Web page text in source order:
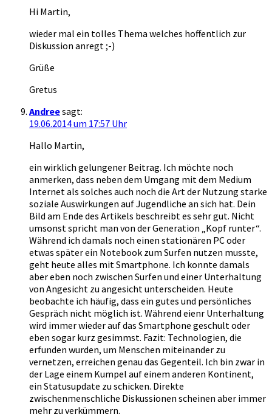
Hi Martin,
wieder mal ein tolles Thema welches hoffentlich zur
Diskussion anregt ;-)
Grüße
Gretus
Andreesagt:
19.06.2014 um 17:57 Uhr
Hallo Martin,
ein wirklich gelungener Beitrag. Ich möchte noch
anmerken, dass neben dem Umgang mit dem Medium
Internet als solches auch noch die Art der Nutzung starke
soziale Auswirkungen auf Jugendliche an sich hat. Dein
Bild am Ende des Artikels beschreibt es sehr gut. Nicht
umsonst spricht man von der Generation „Kopf runter“.
Während ich damals noch einen stationären PC oder
etwas später ein Notebook zum Surfen nutzen musste,
geht heute alles mit Smartphone. Ich konnte damals
aber eben noch zwischen Surfen und einer Unterhaltung
von Angesicht zu angesicht unterscheiden. Heute
beobachte ich häufig, dass ein gutes und persönliches
Gespräch nicht möglich ist. Während eienr Unterhaltung
wird immer wieder auf das Smartphone geschult oder
eben sogar kurz gesimmst. Fazit: Technologien, die
erfunden wurden, um Menschen miteinander zu
vernetzen, erreichen genau das Gegenteil. Ich bin zwar in
der Lage einem Kumpel auf einem anderen Kontinent,
ein Statusupdate zu schicken. Direkte
zwischenmenschliche Diskussionen scheinen aber immer
mehr zu verkümmern.